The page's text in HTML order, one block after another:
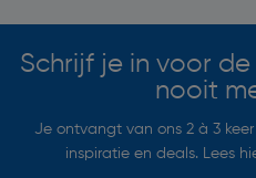
Schrijf je in voor
nooit
Je ontvangt van ons 2 à 3
inspiratie en deals. Lees